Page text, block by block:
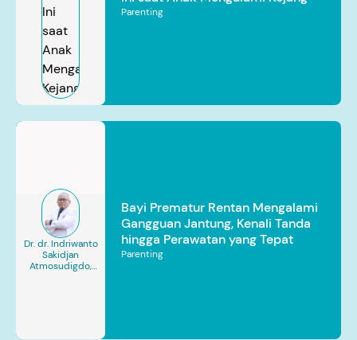
Parenting
Dr. dr. Indriwanto
Sakidjan
Atmosudigdo,
Bayi Prematur Rentan Mengalami
Gangguan Jantung, Kenali Tanda
hingga Perawatan yang Tepat
Parenting